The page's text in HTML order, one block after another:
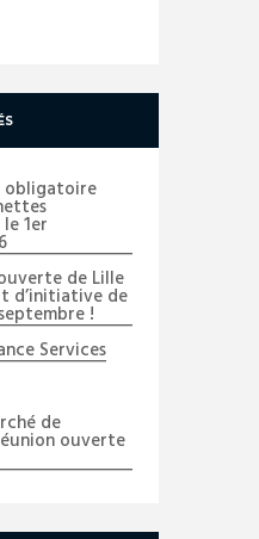
obligatoire
1er
de Lille
d’initiative de
!
Services
de
ouverte